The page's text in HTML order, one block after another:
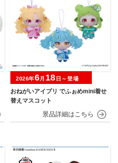
おねがいアイプリ でふぉめmini着せ
替えマスコット
2026年6月 18 日～登場